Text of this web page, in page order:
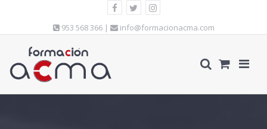
953 568 366 | info@formacionacma.com